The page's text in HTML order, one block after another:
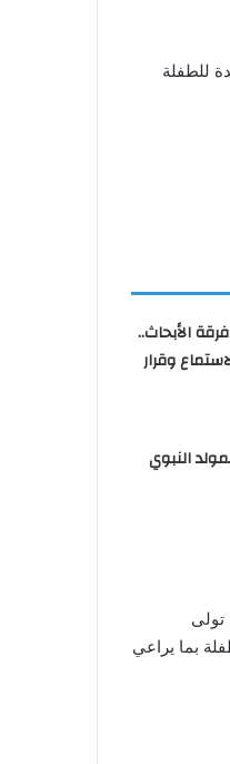
للطفلة
الأبحاث..
وقرار
النبوي
تولى
بما يراعي